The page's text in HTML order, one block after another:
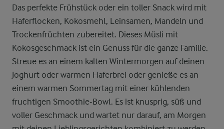
Das perfekte Frühstück oder ein toller Snack wird mit
Haferflocken, Kokosmehl, Leinsamen, Mandeln und
Trockenfrüchten zubereitet. Dieses Müsli mit
Kokosgeschmack ist ein Genuss für die ganze Familie.
Streue es an einem kalten Wintermorgen auf deinen
Joghurt oder warmen Haferbrei oder genieße es an
einem warmen Sommertag mit einer kühlenden
fruchtigen Smoothie-Bowl. Es ist knusprig, süß und
voller Geschmack und wartet nur darauf, am Morgen